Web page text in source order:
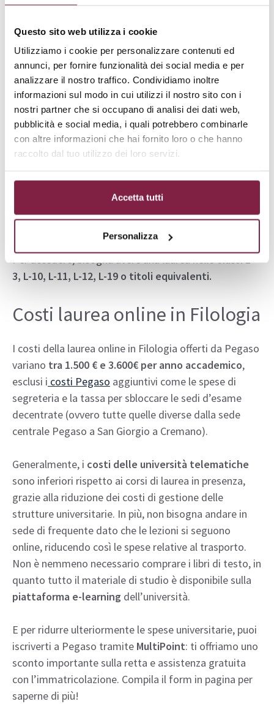
Questo sito web utilizza i cookie
Utilizziamo i cookie per personalizzare contenuti ed
annunci, per fornire funzionalità dei social media e per
analizzare il nostro traffico. Condividiamo inoltre
informazioni sul modo in cui utilizzi il nostro sito con i
nostri partner che si occupano di analisi dei dati web,
pubblicità e social media, i quali potrebbero combinarle
con altre informazioni che hai fornito loro o che hanno
raccolto dal tuo utilizzo dei loro servizi.
Accetta tutti
Personalizza
Moderna Pegaso
Il corso di Laurea Magistrale in Filologia Moderna e
Comparata (LM-14) offerto dall’Università Telematica
Pegaso mira a formare professionisti con
competenze avanzate infilologia, letteratura e
digital humanities.
Il percorso è strutturato su due anni e prevede due
indirizzi: “Lettere Moderne” e “Letterature Comparate
e Transmedialità,” con focus su discipline filologiche,
didattica, e nuove tecnologie. Gli
includono insegnamento, ricerca accademica, editoria
Per accedere, bisogna avere una laurea nelleclassi L-
3, L-10, L-11, L-12, L-19 o titoli equivalenti.
Costi laurea online in Filologia
I costi della laurea online in Filologia offerti da Pegaso
variano tra 1.500 € e 3.600€ per anno accademico,
esclusi i costi Pegaso aggiuntivi come le spese di
segreteria e la tassa per sbloccare le sedi d’esame
decentrate (ovvero tutte quelle diverse dalla sede
centrale Pegaso a San Giorgio a Cremano).
Generalmente, i costi delle università telematiche
sono inferiori rispetto ai corsi di laurea in presenza,
grazie alla riduzione dei costi di gestione delle
strutture universitarie. In più, non bisogna andare in
sede di frequente dato che le lezioni si seguono
online, riducendo così le spese relative al trasporto.
Non è nemmeno necessario comprare i libri di testo, in
quanto tutto il materiale di studio è disponibile sulla
piattaforma e-learning dell’università.
E per ridurre ulteriormente le spese universitarie, puoi
iscriverti a Pegaso tramite MultiPoint: ti offriamo uno
sconto importante sulla retta e assistenza gratuita
con l’immatricolazione. Compila il form in pagina per
saperne di più!